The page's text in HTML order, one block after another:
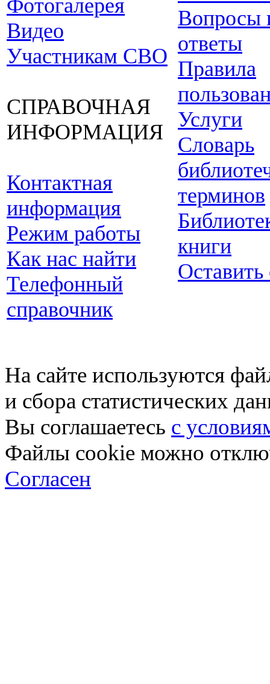
Фотогалерея
Видео
Участникам СВО
СПРАВОЧНАЯ
ИНФОРМАЦИЯ
Контактная
информация
Режим работы
Как нас найти
Телефонный
справочник
Вопросы
ответы
Правила
Услуги
Словарь
терминов
книги
Оставить
На сайте используются
и сбора статистических
Вы соглашаетесь с
Файлы cookie можно
Согласен